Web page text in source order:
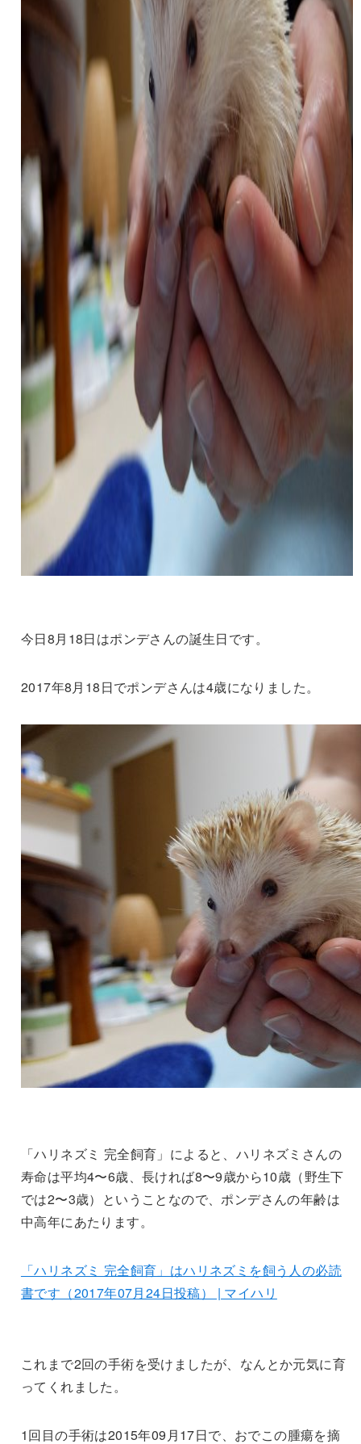
今日8月18日はポンデさんの誕生日です。
2017年8月18日でポンデさんは4歳になりました。
「ハリネズミ 完全飼育」によると、ハリネズミさんの
寿命は平均4〜6歳、長ければ8〜9歳から10歳（野生下
では2〜3歳）ということなので、ポンデさんの年齢は
中高年にあたります。
「ハリネズミ 完全飼育」はハリネズミを飼う人の必読
書です（2017年07月24日投稿） | マイハリ
これまで2回の手術を受けましたが、なんとか元気に育
ってくれました。
1回目の手術は2015年09月17日で、おでこの腫瘍を摘